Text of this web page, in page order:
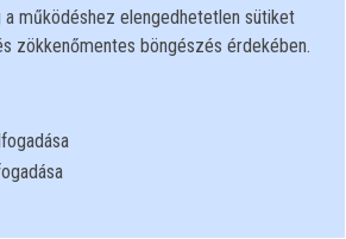
Konferencia, Online viselkedéskultúra -
a működéshez elengedhetetlen sütiket
zökkenőmentes böngészés érdekében.